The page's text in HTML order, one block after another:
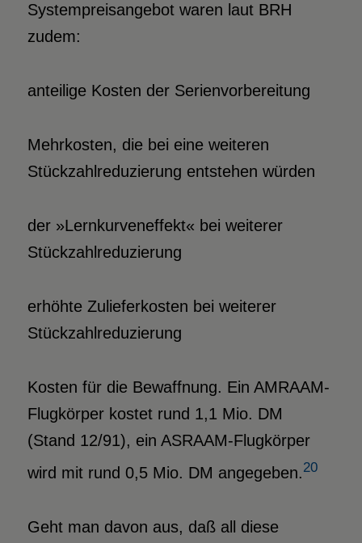
Systempreisangebot waren laut BRH
zudem:
anteilige Kosten der Serienvorbereitung
Mehrkosten, die bei eine weiteren
Stückzahlreduzierung entstehen würden
der »Lernkurveneffekt« bei weiterer
Stückzahlreduzierung
erhöhte Zulieferkosten bei weiterer
Stückzahlreduzierung
Kosten für die Bewaffnung. Ein AMRAAM-
Flugkörper kostet rund 1,1 Mio. DM
(Stand 12/91), ein ASRAAM-Flugkörper
wird mit rund 0,5 Mio. DM angegeben.20
Geht man davon aus, daß all diese